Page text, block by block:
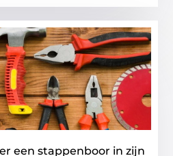
een stappenboor in zijn